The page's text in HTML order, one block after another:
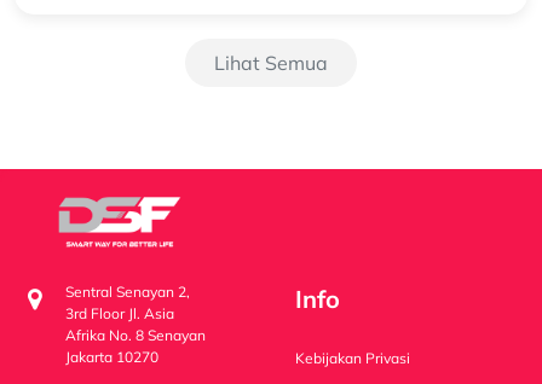
Lihat Semua
Sentral Senayan 2,
3rd Floor Jl. Asia
Afrika No. 8 Senayan
Jakarta 10270
Info
Kebijakan Privasi